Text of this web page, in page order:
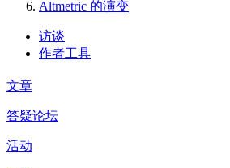
Altmetric 的演变
访谈
作者工具
文章
答疑论坛
活动